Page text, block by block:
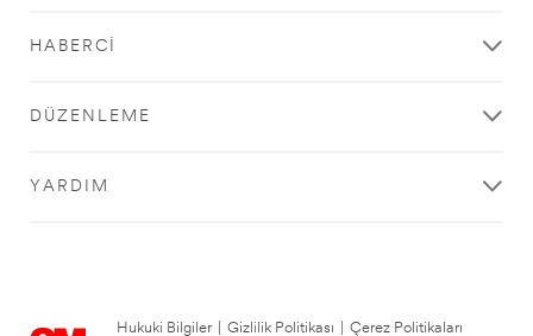
HABERCI
DÜZENLEME
YARDIM
Hukuki Bilgiler Gizlilik Politikası
Çerez Politikaları